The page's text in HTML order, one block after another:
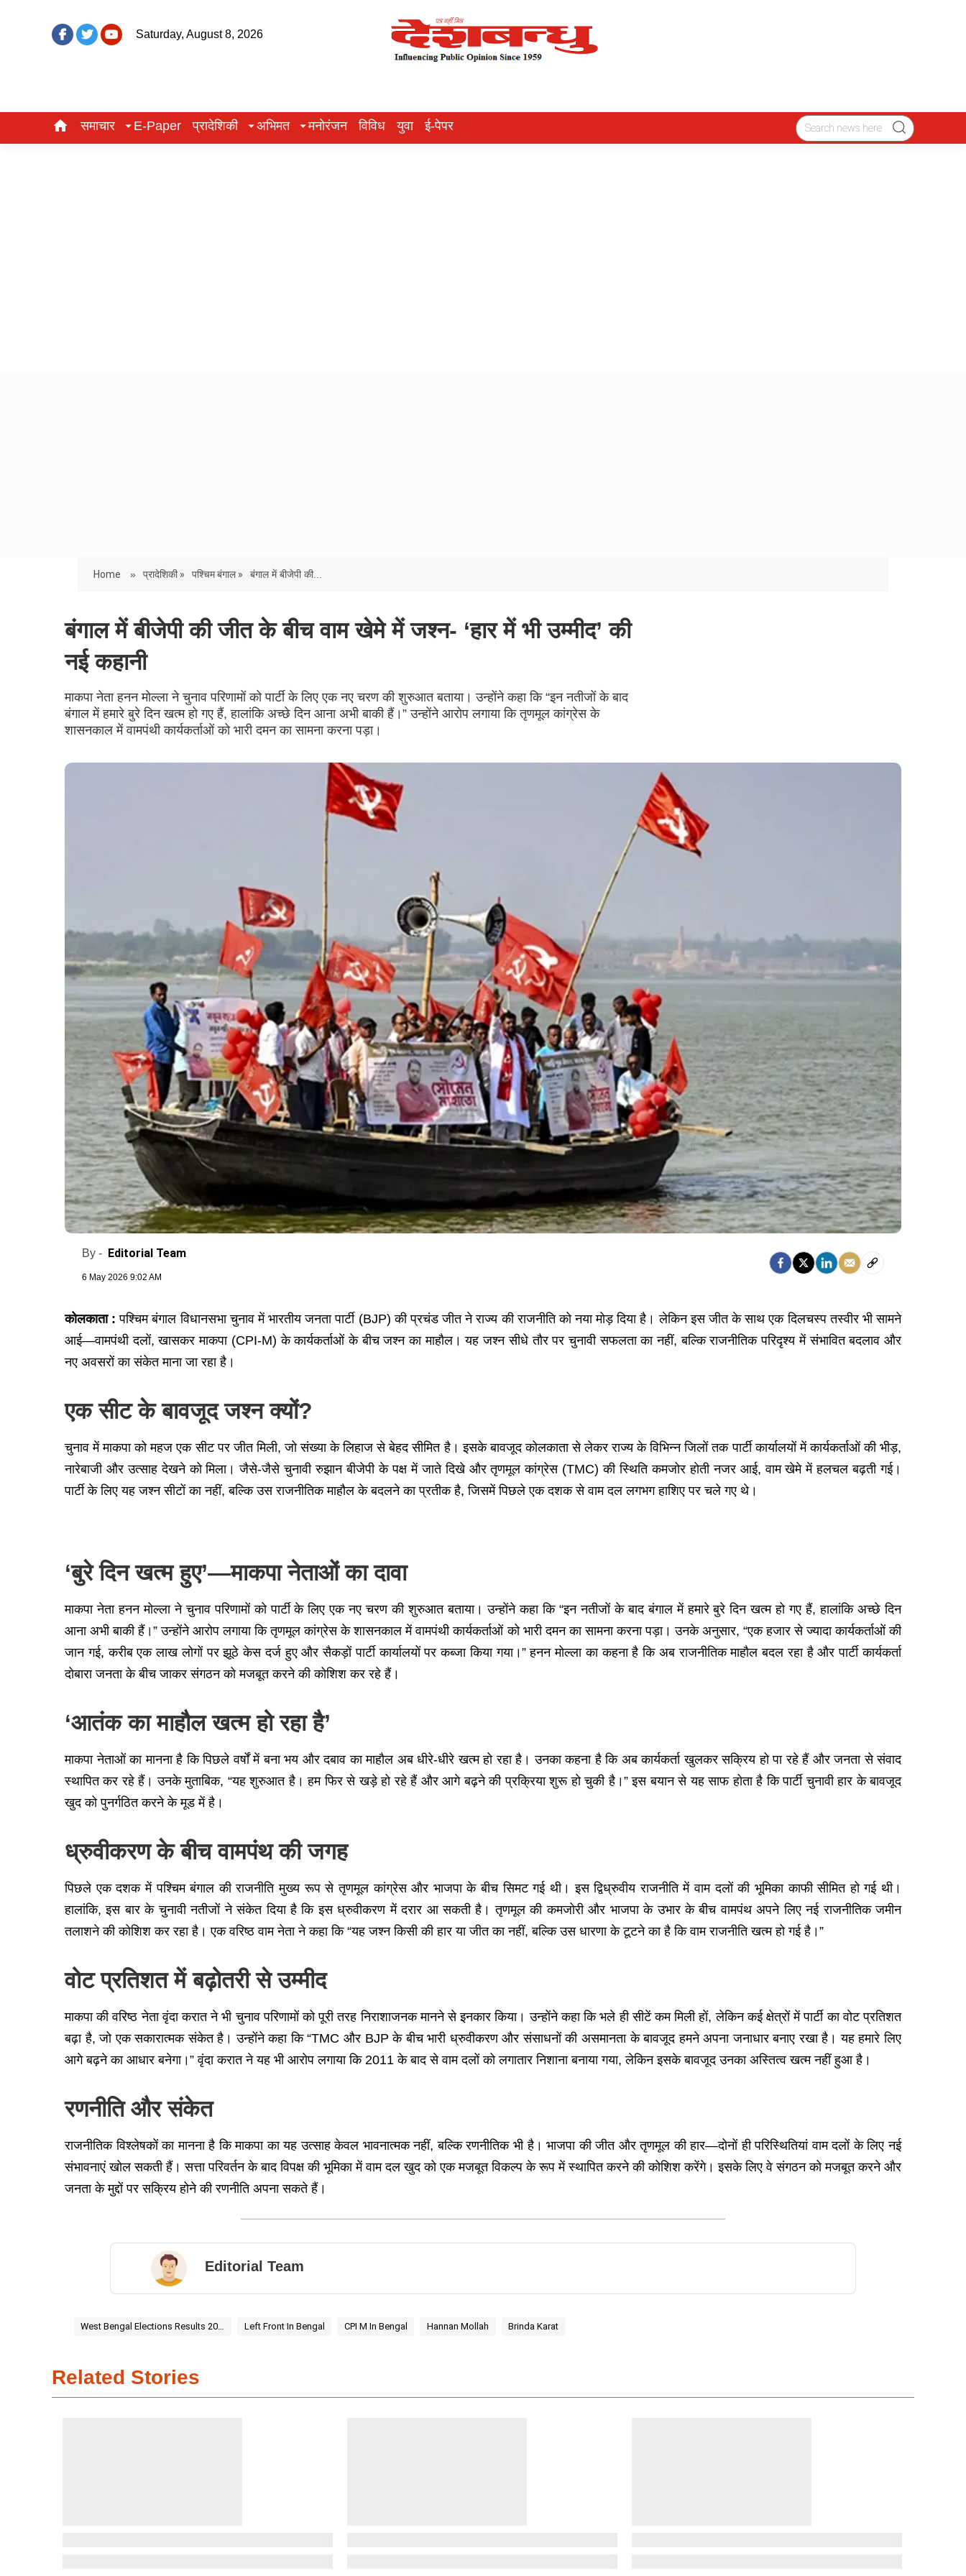
Saturday, August 8, 2026
समाचार E-Paper प्रादेशिकी अभिमत मनोरंजन विविध युवा ई-पेपर
Home » प्रादेशिकी » पश्चिम बंगाल » बंगाल में बीजेपी की...
बंगाल में बीजेपी की जीत के बीच वाम खेमे में जश्न- ‘हार में भी उम्मीद’ की
नई कहानी
माकपा नेता हनन मोल्ला ने चुनाव परिणामों को पार्टी के लिए एक नए चरण की शुरुआत बताया। उन्होंने कहा कि “इन नतीजों के बाद
बंगाल में हमारे बुरे दिन खत्म हो गए हैं, हालांकि अच्छे दिन आना अभी बाकी हैं।” उन्होंने आरोप लगाया कि तृणमूल कांग्रेस के
शासनकाल में वामपंथी कार्यकर्ताओं को भारी दमन का सामना करना पड़ा।
By - Editorial Team
6 May 2026 9:02 AM
कोलकाता :पश्चिम बंगाल विधानसभा चुनाव में भारतीय जनता पार्टी (BJP) की प्रचंड जीत ने राज्य की राजनीति को नया मोड़ दिया है। लेकिन इस जीत के साथ एक दिलचस्प तस्वीर भी सामने
आई—वामपंथी दलों, खासकर माकपा (CPI-M) के कार्यकर्ताओं के बीच जश्न का माहौल। यह जश्न सीधे तौर पर चुनावी सफलता का नहीं, बल्कि राजनीतिक परिदृश्य में संभावित बदलाव और
नए अवसरों का संकेत माना जा रहा है।
एक सीट के बावजूद जश्न क्यों?
चुनाव में माकपा को महज एक सीट पर जीत मिली, जो संख्या के लिहाज से बेहद सीमित है। इसके बावजूद कोलकाता से लेकर राज्य के विभिन्न जिलों तक पार्टी कार्यालयों में कार्यकर्ताओं की भीड़,
नारेबाजी और उत्साह देखने को मिला। जैसे-जैसे चुनावी रुझान बीजेपी के पक्ष में जाते दिखे और तृणमूल कांग्रेस (TMC) की स्थिति कमजोर होती नजर आई, वाम खेमे में हलचल बढ़ती गई।
पार्टी के लिए यह जश्न सीटों का नहीं, बल्कि उस राजनीतिक माहौल के बदलने का प्रतीक है, जिसमें पिछले एक दशक से वाम दल लगभग हाशिए पर चले गए थे।
‘बुरे दिन खत्म हुए’—माकपा नेताओं का दावा
माकपा नेता हनन मोल्ला ने चुनाव परिणामों को पार्टी के लिए एक नए चरण की शुरुआत बताया। उन्होंने कहा कि “इन नतीजों के बाद बंगाल में हमारे बुरे दिन खत्म हो गए हैं, हालांकि अच्छे दिन
आना अभी बाकी हैं।” उन्होंने आरोप लगाया कि तृणमूल कांग्रेस के शासनकाल में वामपंथी कार्यकर्ताओं को भारी दमन का सामना करना पड़ा। उनके अनुसार, “एक हजार से ज्यादा कार्यकर्ताओं की
जान गई, करीब एक लाख लोगों पर झूठे केस दर्ज हुए और सैकड़ों पार्टी कार्यालयों पर कब्जा किया गया।” हनन मोल्ला का कहना है कि अब राजनीतिक माहौल बदल रहा है और पार्टी कार्यकर्ता
दोबारा जनता के बीच जाकर संगठन को मजबूत करने की कोशिश कर रहे हैं।
‘आतंक का माहौल खत्म हो रहा है’
माकपा नेताओं का मानना है कि पिछले वर्षों में बना भय और दबाव का माहौल अब धीरे-धीरे खत्म हो रहा है। उनका कहना है कि अब कार्यकर्ता खुलकर सक्रिय हो पा रहे हैं और जनता से संवाद
स्थापित कर रहे हैं। उनके मुताबिक, “यह शुरुआत है। हम फिर से खड़े हो रहे हैं और आगे बढ़ने की प्रक्रिया शुरू हो चुकी है।” इस बयान से यह साफ होता है कि पार्टी चुनावी हार के बावजूद
खुद को पुनर्गठित करने के मूड में है।
ध्रुवीकरण के बीच वामपंथ की जगह
पिछले एक दशक में पश्चिम बंगाल की राजनीति मुख्य रूप से तृणमूल कांग्रेस और भाजपा के बीच सिमट गई थी। इस द्विध्रुवीय राजनीति में वाम दलों की भूमिका काफी सीमित हो गई थी।
हालांकि, इस बार के चुनावी नतीजों ने संकेत दिया है कि इस ध्रुवीकरण में दरार आ सकती है। तृणमूल की कमजोरी और भाजपा के उभार के बीच वामपंथ अपने लिए नई राजनीतिक जमीन
तलाशने की कोशिश कर रहा है। एक वरिष्ठ वाम नेता ने कहा कि “यह जश्न किसी की हार या जीत का नहीं, बल्कि उस धारणा के टूटने का है कि वाम राजनीति खत्म हो गई है।”
वोट प्रतिशत में बढ़ोतरी से उम्मीद
माकपा की वरिष्ठ नेता वृंदा करात ने भी चुनाव परिणामों को पूरी तरह निराशाजनक मानने से इनकार किया। उन्होंने कहा कि भले ही सीटें कम मिली हों, लेकिन कई क्षेत्रों में पार्टी का वोट प्रतिशत
बढ़ा है, जो एक सकारात्मक संकेत है। उन्होंने कहा कि “TMC और BJP के बीच भारी ध्रुवीकरण और संसाधनों की असमानता के बावजूद हमने अपना जनाधार बनाए रखा है। यह हमारे लिए
आगे बढ़ने का आधार बनेगा।” वृंदा करात ने यह भी आरोप लगाया कि 2011 के बाद से वाम दलों को लगातार निशाना बनाया गया, लेकिन इसके बावजूद उनका अस्तित्व खत्म नहीं हुआ है।
रणनीति और संकेत
राजनीतिक विश्लेषकों का मानना है कि माकपा का यह उत्साह केवल भावनात्मक नहीं, बल्कि रणनीतिक भी है। भाजपा की जीत और तृणमूल की हार—दोनों ही परिस्थितियां वाम दलों के लिए नई
संभावनाएं खोल सकती हैं। सत्ता परिवर्तन के बाद विपक्ष की भूमिका में वाम दल खुद को एक मजबूत विकल्प के रूप में स्थापित करने की कोशिश करेंगे। इसके लिए वे संगठन को मजबूत करने और
जनता के मुद्दों पर सक्रिय होने की रणनीति अपना सकते हैं।
Editorial Team
West Bengal Elections Results 2026 Left Front In Bengal CPI M In Bengal Hannan Mollah Brinda Karat
Related Stories